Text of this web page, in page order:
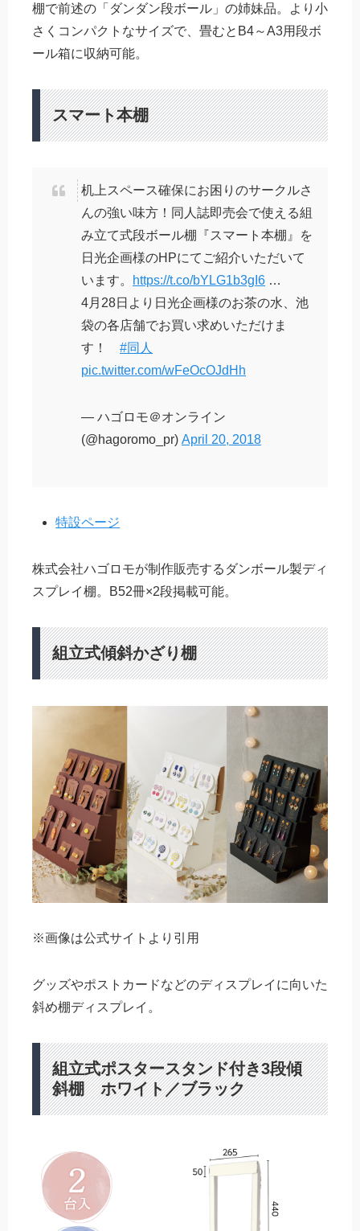
棚で前述の「ダンダン段ボール」の姉妹品。より小
さくコンパクトなサイズで、畳むとB4～A3用段ボ
ール箱に収納可能。
スマート本棚
机上スペース確保にお困りのサークルさ
んの強い味方！同人誌即売会で使える組
み立て式段ボール棚『スマート本棚』を
日光企画様のHPにてご紹介いただいて
います。
https://t.co/bYLG1b3gI6 …
4月28日より日光企画様のお茶の水、池
袋の各店舗でお買い求めいただけま
す！ #同人
pic.twitter.com/wFeOcOJdHh
— ハゴロモ＠オンライン
(@hagoromo_pr) April 20, 2018
特設ページ
株式会社ハゴロモが制作販売するダンボール製ディ
スプレイ棚。B52冊×2段掲載可能。
組立式傾斜かざり棚
※画像は公式サイトより引用
グッズやポストカードなどのディスプレイに向いた
斜め棚ディスプレイ。
組立式ポスタースタンド付き3段傾
斜棚 ホワイト／ブラック